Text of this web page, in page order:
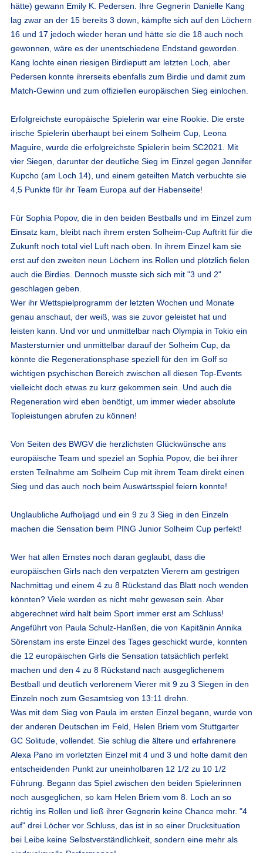
hätte) gewann Emily K. Pedersen. Ihre Gegnerin Danielle Kang
lag zwar an der 15 bereits 3 down, kämpfte sich auf den Löchern
16 und 17 jedoch wieder heran und hätte sie die 18 auch noch
gewonnen, wäre es der unentschiedene Endstand geworden.
Kang lochte einen riesigen Birdieputt am letzten Loch, aber
Pedersen konnte ihrerseits ebenfalls zum Birdie und damit zum
Match-Gewinn und zum offiziellen europäischen Sieg einlochen.
Erfolgreichste europäische Spielerin war eine Rookie. Die erste
irische Spielerin überhaupt bei einem Solheim Cup, Leona
Maguire, wurde die erfolgreichste Spielerin beim SC2021. Mit
vier Siegen, darunter der deutliche Sieg im Einzel gegen Jennifer
Kupcho (am Loch 14), und einem geteilten Match verbuchte sie
4,5 Punkte für ihr Team Europa auf der Habenseite!
Für Sophia Popov, die in den beiden Bestballs und im Einzel zum
Einsatz kam, bleibt nach ihrem ersten Solheim-Cup Auftritt für die
Zukunft noch total viel Luft nach oben. In ihrem Einzel kam sie
erst auf den zweiten neun Löchern ins Rollen und plötzlich fielen
auch die Birdies. Dennoch musste sich sich mit "3 und 2"
geschlagen geben.
Wer ihr Wettspielprogramm der letzten Wochen und Monate
genau anschaut, der weiß, was sie zuvor geleistet hat und
leisten kann. Und vor und unmittelbar nach Olympia in Tokio ein
Mastersturnier und unmittelbar darauf der Solheim Cup, da
könnte die Regenerationsphase speziell für den im Golf so
wichtigen psychischen Bereich zwischen all diesen Top-Events
vielleicht doch etwas zu kurz gekommen sein. Und auch die
Regeneration wird eben benötigt, um immer wieder absolute
Topleistungen abrufen zu können!
Von Seiten des BWGV die herzlichsten Glückwünsche ans
europäische Team und speziel an Sophia Popov, die bei ihrer
ersten Teilnahme am Solheim Cup mit ihrem Team direkt einen
Sieg und das auch noch beim Auswärtsspiel feiern konnte!
Unglaubliche Aufholjagd und ein 9 zu 3 Sieg in den Einzeln
machen die Sensation beim PING Junior Solheim Cup perfekt!
Wer hat allen Ernstes noch daran geglaubt, dass die
europäischen Girls nach den verpatzten Vierern am gestrigen
Nachmittag und einem 4 zu 8 Rückstand das Blatt noch wenden
könnten? Viele werden es nicht mehr gewesen sein. Aber
abgerechnet wird halt beim Sport immer erst am Schluss!
Angeführt von Paula Schulz-Hanßen, die von Kapitänin Annika
Sörenstam ins erste Einzel des Tages geschickt wurde, konnten
die 12 europäischen Girls die Sensation tatsächlich perfekt
machen und den 4 zu 8 Rückstand nach ausgeglichenem
Bestball und deutlich verlorenem Vierer mit 9 zu 3 Siegen in den
Einzeln noch zum Gesamtsieg von 13:11 drehn.
Was mit dem Sieg von Paula im ersten Einzel begann, wurde von
der anderen Deutschen im Feld, Helen Briem vom Stuttgarter
GC Solitude, vollendet. Sie schlug die ältere und erfahrenere
Alexa Pano im vorletzten Einzel mit 4 und 3 und holte damit den
entscheidenden Punkt zur uneinholbaren 12 1/2 zu 10 1/2
Führung. Begann das Spiel zwischen den beiden Spielerinnen
noch ausgeglichen, so kam Helen Briem vom 8. Loch an so
richtig ins Rollen und ließ ihrer Gegnerin keine Chance mehr. "4
auf" drei Löcher vor Schluss, das ist in so einer Drucksituation
bei Leibe keine Selbstverständlichkeit, sondern eine mehr als